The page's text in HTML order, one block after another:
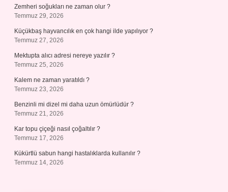
Zemheri soğukları ne zaman olur ?
Temmuz 29, 2026
Küçükbaş hayvancılık en çok hangi ilde yapılıyor ?
Temmuz 27, 2026
Mektupta alıcı adresi nereye yazılır ?
Temmuz 25, 2026
Kalem ne zaman yaratıldı ?
Temmuz 23, 2026
Benzinli mi dizel mi daha uzun ömürlüdür ?
Temmuz 21, 2026
Kar topu çiçeği nasıl çoğaltılır ?
Temmuz 17, 2026
Kükürtlü sabun hangi hastalıklarda kullanılır ?
Temmuz 14, 2026